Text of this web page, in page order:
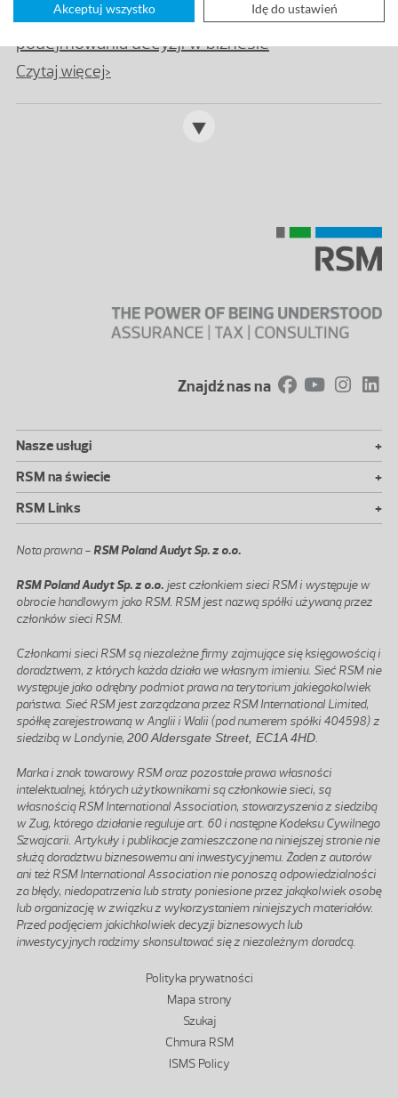
Business judgement rule: klucz do
podejmowania decyzji w biznesie
Czytaj więcej>
Znajdź nas na
Nasze usługi
+
RSM na świecie
+
RSM Links
+
Nota prawna -RSM Poland Audyt Sp. z o.o.
RSM Poland Audyt Sp. z o.o. jest członkiem sieci RSM i występuje w
obrocie handlowym jako RSM. RSM jest nazwą spółki używaną przez
członków sieci RSM.
Członkami sieci RSM są niezależne firmy zajmujące się księgowością i
doradztwem, z których każda działa we własnym imieniu. Sieć RSM nie
występuje jako odrębny podmiot prawa na terytorium jakiegokolwiek
państwa. Sieć RSM jest zarządzana przez RSM International Limited,
spółkę zarejestrowaną w Anglii i Walii (pod numerem spółki 404598) z
siedzibą w Londynie, 200 Aldersgate Street, EC1A 4HD.
Marka i znak towarowy RSM oraz pozostałe prawa własności
intelektualnej, których użytkownikami są członkowie sieci, są
własnością RSM International Association, stowarzyszenia z siedzibą
w Zug, którego działanie reguluje art. 60 i następne Kodeksu Cywilnego
Szwajcarii. Artykuły i publikacje zamieszczone na niniejszej stronie nie
służą doradztwu biznesowemu ani inwestycyjnemu. Żaden z autorów
ani też RSM International Association nie ponoszą odpowiedzialności
za błędy, niedopatrzenia lub straty poniesione przez jakąkolwiek osobę
lub organizację w związku z wykorzystaniem niniejszych materiałów.
Przed podjęciem jakichkolwiek decyzji biznesowych lub
inwestycyjnych radzimy skonsultować się z niezależnym doradcą.
Polityka prywatności
Mapa strony
Szukaj
Chmura RSM
ISMS Policy
Akceptuj wszystko Idę do ustawień